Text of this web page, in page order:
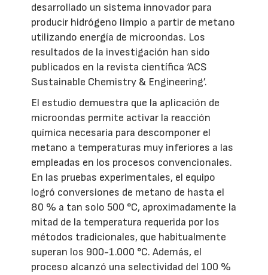
desarrollado un sistema innovador para
producir hidrógeno limpio a partir de metano
utilizando energía de microondas. Los
resultados de la investigación han sido
publicados en la revista científica ‘ACS
Sustainable Chemistry & Engineering’.
El estudio demuestra que la aplicación de
microondas permite activar la reacción
química necesaria para descomponer el
metano a temperaturas muy inferiores a las
empleadas en los procesos convencionales.
En las pruebas experimentales, el equipo
logró conversiones de metano de hasta el
80 % a tan solo 500 °C, aproximadamente la
mitad de la temperatura requerida por los
métodos tradicionales, que habitualmente
superan los 900-1.000 °C. Además, el
proceso alcanzó una selectividad del 100 %